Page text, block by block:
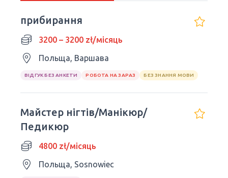
прибирання
3200 – 3200 zł/місяць
Польща, Варшава
ВІДГУК БЕЗ АНКЕТИ РОБОТА НА ЗАРАЗ БЕЗ ЗНАННЯ МОВИ
Майстер нігтів/Манікюр/
Педикюр
4800 zł/місяць
Польща, Sosnowiec